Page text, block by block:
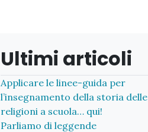
Ultimi articoli
Applicare le linee-guida per
l’insegnamento della storia delle
religioni a scuola… qui!
Parliamo di leggende